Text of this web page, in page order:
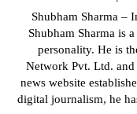
Shubham Sharma –
Shubham Sharma is
personality. He is
Network Pvt. Ltd. and
news website
digital journalism, he